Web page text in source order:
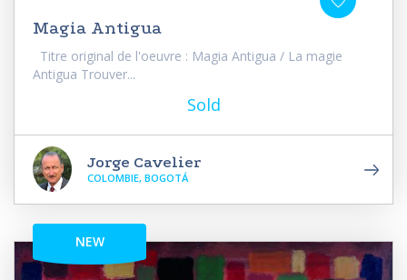
Magia Antigua
Titre original de l'oeuvre : Magia Antigua / La magie
Antigua Trouver...
Sold
Jorge Cavelier
COLOMBIE, BOGOTÁ
NEW